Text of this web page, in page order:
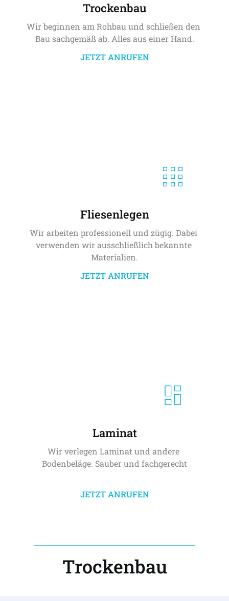
Trockenbau
Wir beginnen am Rohbau und schließen den
Bau sachgemäß ab. Alles aus einer Hand.
JETZT ANRUFEN
Fliesenlegen
Wir arbeiten professionell und zügig. Dabei
verwenden wir ausschließlich bekannte
Materialien.
JETZT ANRUFEN
Laminat
Wir verlegen Laminat und andere
Bodenbeläge. Sauber und fachgerecht
JETZT ANRUFEN
Trockenbau